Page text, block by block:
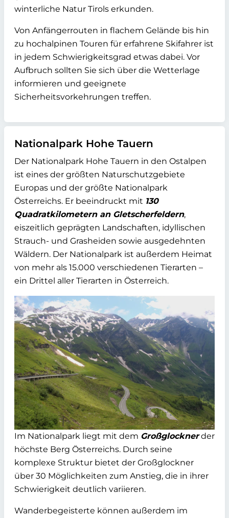
winterliche Natur Tirols erkunden.
Von Anfängerrouten in flachem Gelände bis hin
zu hochalpinen Touren für erfahrene Skifahrer ist
in jedem Schwierigkeitsgrad etwas dabei. Vor
Aufbruch sollten Sie sich über die Wetterlage
informieren und geeignete
Sicherheitsvorkehrungen treffen.
Nationalpark Hohe Tauern
Der Nationalpark Hohe Tauern in den Ostalpen
ist eines der größten Naturschutzgebiete
Europas und der größte Nationalpark
Österreichs. Er beeindruckt mit 130
Quadratkilometern an Gletscherfeldern,
eiszeitlich geprägten Landschaften, idyllischen
Strauch- und Grasheiden sowie ausgedehnten
Wäldern. Der Nationalpark ist außerdem Heimat
von mehr als 15.000 verschiedenen Tierarten –
ein Drittel aller Tierarten in Österreich.
Im Nationalpark liegt mit dem Großglocknerder
höchste Berg Österreichs. Durch seine
komplexe Struktur bietet der Großglockner
über 30 Möglichkeiten zum Anstieg, die in ihrer
Schwierigkeit deutlich variieren.
Wanderbegeisterte können außerdem im